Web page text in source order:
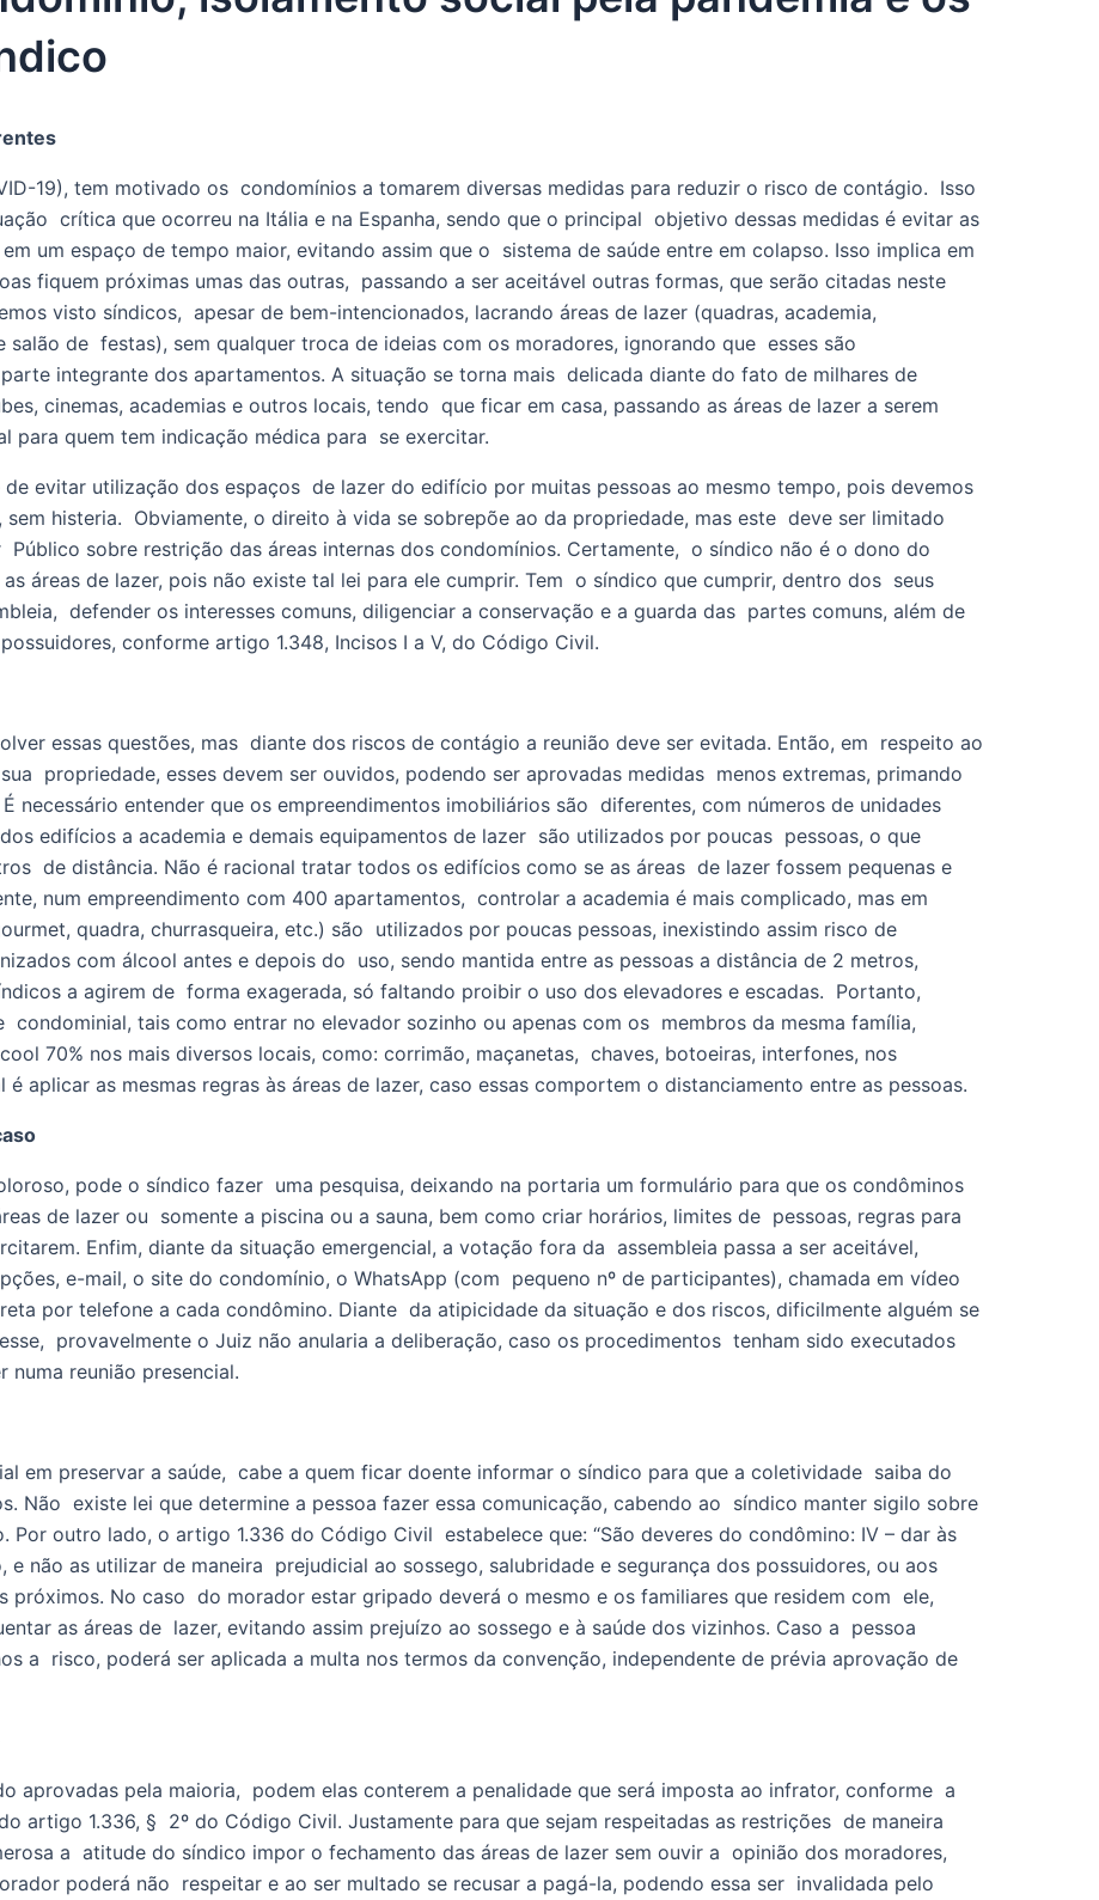
19), tem motivado os  condomínios a tomarem diversas medidas para reduzir o risco de contágio.  Isso
crítica que ocorreu na Itália e na Espanha, sendo que o principal  objetivo dessas medidas é evitar as
um espaço de tempo maior, evitando assim que o  sistema de saúde entre em colapso. Isso implica em
fiquem próximas umas das outras,  passando a ser aceitável outras formas, que serão citadas neste
visto síndicos,  apesar de bem-intencionados, lacrando áreas de lazer (quadras, academia,
de  festas), sem qualquer troca de ideias com os moradores, ignorando que  esses são
integrante dos apartamentos. A situação se torna mais  delicada diante do fato de milhares de
cinemas, academias e outros locais, tendo  que ficar em casa, passando as áreas de lazer a serem
para quem tem indicação médica para  se exercitar.
evitar utilização dos espaços  de lazer do edifício por muitas pessoas ao mesmo tempo, pois devemos
histeria.  Obviamente, o direito à vida se sobrepõe ao da propriedade, mas este  deve ser limitado
sobre restrição das áreas internas dos condomínios. Certamente,  o síndico não é o dono do
áreas de lazer, pois não existe tal lei para ele cumprir. Tem  o síndico que cumprir, dentro dos  seus
defender os interesses comuns, diligenciar a conservação e a guarda das  partes comuns, além de
conforme artigo 1.348, Incisos I a V, do Código Civil.
essas questões, mas  diante dos riscos de contágio a reunião deve ser evitada. Então, em  respeito ao
propriedade, esses devem ser ouvidos, podendo ser aprovadas medidas  menos extremas, primando
entender que os empreendimentos imobiliários são  diferentes, com números de unidades
edifícios a academia e demais equipamentos de lazer  são utilizados por poucas  pessoas, o que
de distância. Não é racional tratar todos os edifícios como se as áreas  de lazer fossem pequenas e
num empreendimento com 400 apartamentos,  controlar a academia é mais complicado, mas em
quadra, churrasqueira, etc.) são  utilizados por poucas pessoas, inexistindo assim risco de
com álcool antes e depois do  uso, sendo mantida entre as pessoas a distância de 2 metros,
a agirem de  forma exagerada, só faltando proibir o uso dos elevadores e escadas.  Portanto,
tais como entrar no elevador sozinho ou apenas com os  membros da mesma família,
70% nos mais diversos locais, como: corrimão, maçanetas,  chaves, botoeiras, interfones, nos
aplicar as mesmas regras às áreas de lazer, caso essas comportem o distanciamento entre as pessoas.
pode o síndico fazer  uma pesquisa, deixando na portaria um formulário para que os condôminos
de lazer ou  somente a piscina ou a sauna, bem como criar horários, limites de  pessoas, regras para
Enfim, diante da situação emergencial, a votação fora da  assembleia passa a ser aceitável,
e-mail, o site do condomínio, o WhatsApp (com  pequeno nº de participantes), chamada em vídeo
por telefone a cada condômino. Diante  da atipicidade da situação e dos riscos, dificilmente alguém se
provavelmente o Juiz não anularia a deliberação, caso os procedimentos  tenham sido executados
reunião presencial.
Não  existe lei que determine a pessoa fazer essa comunicação, cabendo ao  síndico manter sigilo sobre
outro lado, o artigo 1.336 do Código Civil  estabelece que: “São deveres do condômino: IV – dar às
não as utilizar de maneira  prejudicial ao sossego, salubridade e segurança dos possuidores, ou aos
próximos. No caso  do morador estar gripado deverá o mesmo e os familiares que residem com  ele,
as áreas de  lazer, evitando assim prejuízo ao sossego e à saúde dos vizinhos. Caso a  pessoa
a  risco, poderá ser aplicada a multa nos termos da convenção, independente de prévia aprovação de
aprovadas pela maioria,  podem elas conterem a penalidade que será imposta ao infrator, conforme  a
artigo 1.336, §  2º do Código Civil. Justamente para que sejam respeitadas as restrições  de maneira
a  atitude do síndico impor o fechamento das áreas de lazer sem ouvir a  opinião dos moradores,
poderá não  respeitar e ao ser multado se recusar a pagá-la, podendo essa ser  invalidada pelo